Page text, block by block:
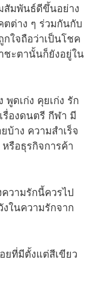
สัมพันธ์ดีขึ้นอย่าง
ต่าง ๆ ร่วมกันกับ
ใจถือว่าเป็นโชค
ชะตานั้นก็ยังอยู่ใน
พูดเก่ง คุยเก่ง รัก
รื่องดนตรี กีฬา มี
าง ความสำเร็จ
รือธุรกิจการค้า
วามรักนี้ควรไป
ในความรักจาก
ยที่มีตั้งแต่สีเขียว